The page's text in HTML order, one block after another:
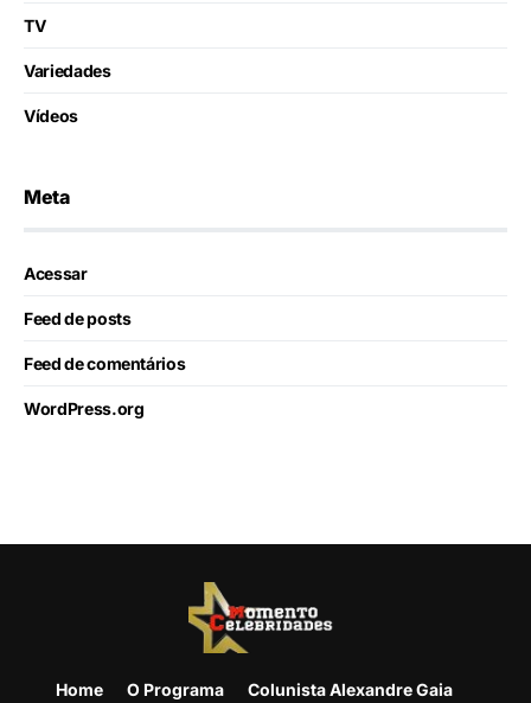
TV
Variedades
Vídeos
Meta
Acessar
Feed de posts
Feed de comentários
WordPress.org
Home O Programa Colunista Alexandre Gaia